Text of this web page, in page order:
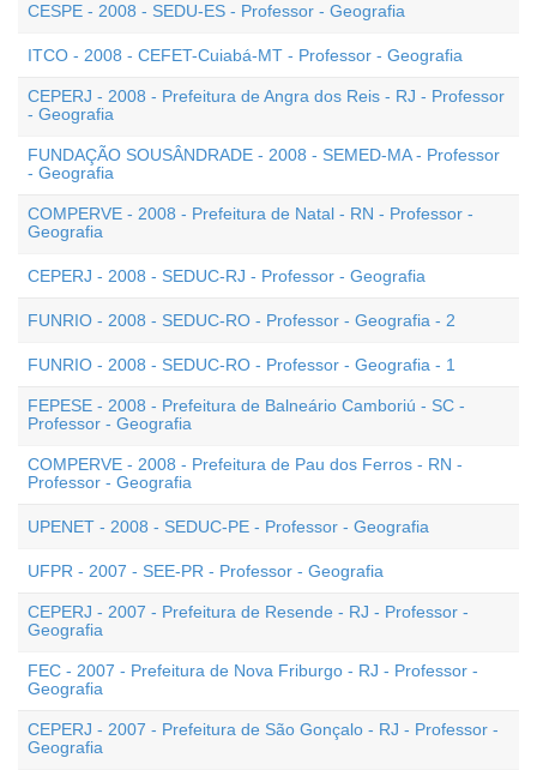
CESPE - 2008 - SEDU-ES - Professor - Geografia
ITCO - 2008 - CEFET-Cuiabá-MT - Professor - Geografia
CEPERJ - 2008 - Prefeitura de Angra dos Reis - RJ - Professor
- Geografia
FUNDAÇÃO SOUSÂNDRADE - 2008 - SEMED-MA - Professor
- Geografia
COMPERVE - 2008 - Prefeitura de Natal - RN - Professor -
Geografia
CEPERJ - 2008 - SEDUC-RJ - Professor - Geografia
FUNRIO - 2008 - SEDUC-RO - Professor - Geografia - 2
FUNRIO - 2008 - SEDUC-RO - Professor - Geografia - 1
FEPESE - 2008 - Prefeitura de Balneário Camboriú - SC -
Professor - Geografia
COMPERVE - 2008 - Prefeitura de Pau dos Ferros - RN -
Professor - Geografia
UPENET - 2008 - SEDUC-PE - Professor - Geografia
UFPR - 2007 - SEE-PR - Professor - Geografia
CEPERJ - 2007 - Prefeitura de Resende - RJ - Professor -
Geografia
FEC - 2007 - Prefeitura de Nova Friburgo - RJ - Professor -
Geografia
CEPERJ - 2007 - Prefeitura de São Gonçalo - RJ - Professor -
Geografia